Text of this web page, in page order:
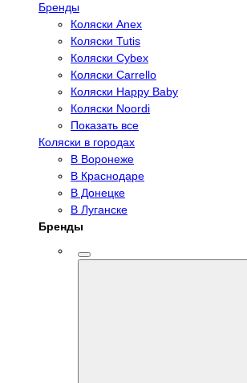
Бренды
Коляски Anex
Коляски Tutis
Коляски Cybex
Коляски Carrello
Коляски Happy Baby
Коляски Noordi
Показать все
Коляски в городах
В Воронеже
В Краснодаре
В Донецке
В Луганске
Бренды